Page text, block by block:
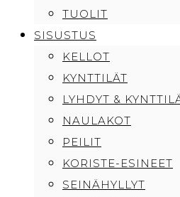
TUOLIT
SISUSTUS
KELLOT
KYNTTILÄT
LYHDYT &
NAULAKOT
PEILIT
KORISTE-ESINEET
SEINÄHYLLYT